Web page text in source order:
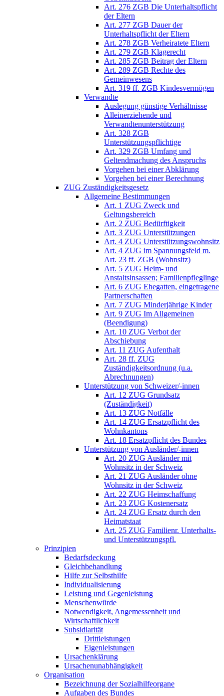
Art. 276 ZGB Die Unterhaltspflicht
der Eltern
Art. 277 ZGB Dauer der
Unterhaltspflicht der Eltern
Art. 278 ZGB Verheiratete Eltern
Art. 279 ZGB Klagerecht
Art. 285 ZGB Beitrag der Eltern
Art. 289 ZGB Rechte des
Gemeinwesens
Art. 319 ff. ZGB Kindesvermögen
Verwandte
Auslegung günstige Verhältnisse
Alleinerziehende und
Verwandtenunterstützung
Art. 328 ZGB
Unterstützungspflichtige
Art. 329 ZGB Umfang und
Geltendmachung des Anspruchs
Vorgehen bei einer Abklärung
Vorgehen bei einer Berechnung
ZUG Zuständigkeitsgesetz
Allgemeine Bestimmungen
Art. 1 ZUG Zweck und
Geltungsbereich
Art. 2 ZUG Bedürftigkeit
Art. 3 ZUG Unterstützungen
Art. 4 ZUG Unterstützungswohnsitz
Art. 4 ZUG im Spannungsfeld m.
Art. 23 ff. ZGB (Wohnsitz)
Art. 5 ZUG Heim- und
Anstaltsinsassen; Familienpfleglinge
Art. 6 ZUG Ehegatten, eingetragene
Partnerschaften
Art. 7 ZUG Minderjährige Kinder
Art. 9 ZUG Im Allgemeinen
(Beendigung)
Art. 10 ZUG Verbot der
Abschiebung
Art. 11 ZUG Aufenthalt
Art. 28 ff. ZUG
Zuständigkeitsordnung (u.a.
Abrechnungen)
Unterstützung von Schweizer/-innen
Art. 12 ZUG Grundsatz
(Zuständigkeit)
Art. 13 ZUG Notfälle
Art. 14 ZUG Ersatzpflicht des
Wohnkantons
Art. 18 Ersatzpflicht des Bundes
Unterstützung von Ausländer/-innen
Art. 20 ZUG Ausländer mit
Wohnsitz in der Schweiz
Art. 21 ZUG Ausländer ohne
Wohnsitz in der Schweiz
Art. 22 ZUG Heimschaffung
Art. 23 ZUG Kostenersatz
Art. 24 ZUG Ersatz durch den
Heimatstaat
Art. 25 ZUG Familienr. Unterhalts-
und Unterstützungspfl.
Prinzipien
Bedarfsdeckung
Gleichbehandlung
Hilfe zur Selbsthilfe
Individualisierung
Leistung und Gegenleistung
Menschenwürde
Notwendigkeit, Angemessenheit und
Wirtschaftlichkeit
Subsidiarität
Drittleistungen
Eigenleistungen
Ursachenklärung
Ursachenunabhängigkeit
Organisation
Bezeichnung der Sozialhilfeorgane
Aufgaben des Bundes